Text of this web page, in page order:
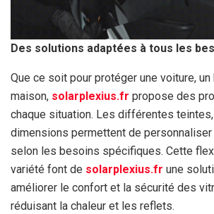
Des solutions adaptées à tous les
Que ce soit pour protéger une voiture, un
maison, solarplexius.fr propose des
chaque situation. Les différentes
dimensions permettent de
selon les besoins spécifiques. Cette
variété font de solarplexius.fr une
améliorer le confort et la sécurité des
réduisant la chaleur et les reflets.